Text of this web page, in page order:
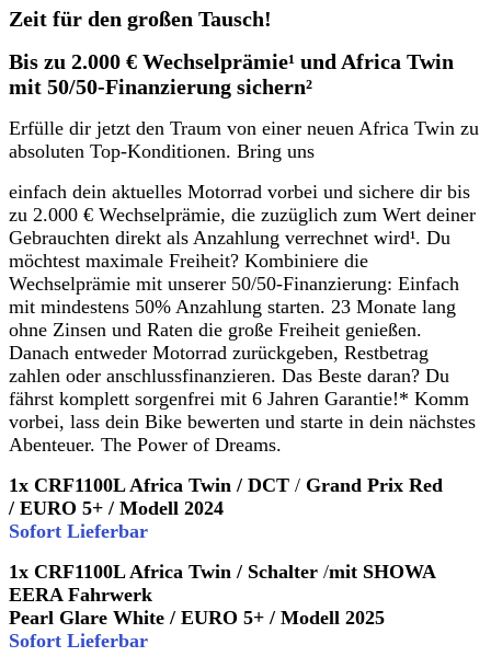
Zeit für den großen Tausch!
Bis zu 2.000 € Wechselprämie¹ und Africa Twin
mit 50/50-Finanzierung sichern²
Erfülle dir jetzt den Traum von einer neuen Africa Twin zu
absoluten Top-Konditionen. Bring uns
einfach dein aktuelles Motorrad vorbei und sichere dir bis
zu 2.000 € Wechselprämie, die zuzüglich zum Wert deiner
Gebrauchten direkt als Anzahlung verrechnet wird¹. Du
möchtest maximale Freiheit? Kombiniere die
Wechselprämie mit unserer 50/50-Finanzierung: Einfach
mit mindestens 50% Anzahlung starten. 23 Monate lang
ohne Zinsen und Raten die große Freiheit genießen.
Danach entweder Motorrad zurückgeben, Restbetrag
zahlen oder anschlussfinanzieren. Das Beste daran? Du
fährst komplett sorgenfrei mit 6 Jahren Garantie!* Komm
vorbei, lass dein Bike bewerten und starte in dein nächstes
Abenteuer. The Power of Dreams.
1x CRF1100L Africa Twin / DCT / Grand Prix Red
/ EURO 5+ / Modell 2024
Sofort Lieferbar
1x CRF1100L Africa Twin / Schalter /mit SHOWA
EERA Fahrwerk
Pearl Glare White / EURO 5+ / Modell 2025
Sofort Lieferbar